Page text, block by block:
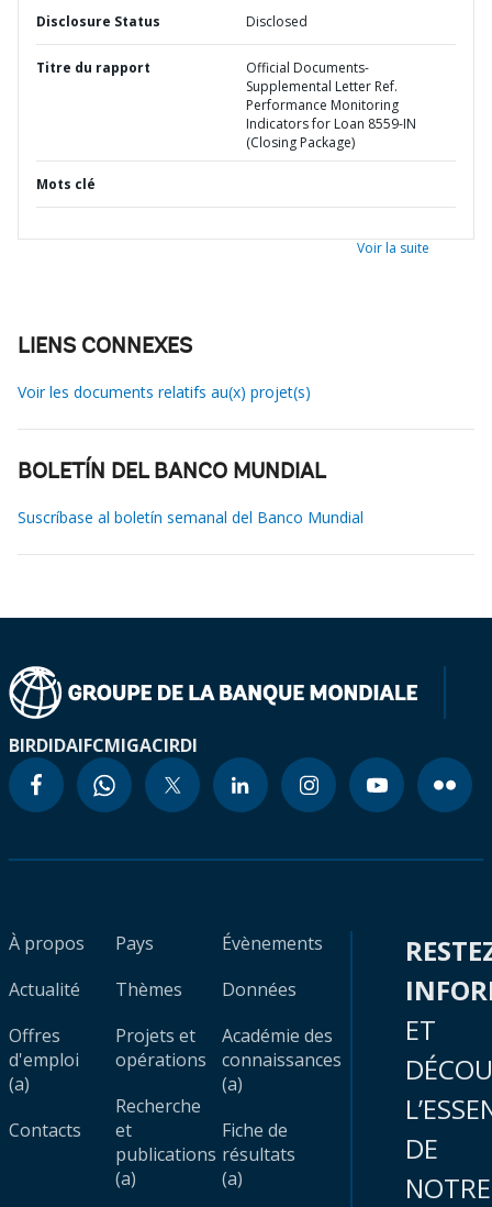
Disclosure Status Disclosed
Titre du rapport
Official Documents-
Supplemental Letter Ref.
Performance Monitoring
Indicators for Loan 8559-IN
(Closing Package)
Mots clé
Voir la suite
LIENS CONNEXES
Voir les documents relatifs au(x) projet(s)
BOLETÍN DEL BANCO MUNDIAL
Suscríbase al boletín semanal del Banco Mundial
BIRDIDAIFCMIGACIRDI
À propos
Actualité
Offres
d'emploi
(a)
Contacts
Pays
Thèmes
Projets et
opérations
Recherche
et
publications
(a)
Évènements
Données
Académie des
connaissances
(a)
Fiche de
résultats
(a)
ET
DE
NOTRE